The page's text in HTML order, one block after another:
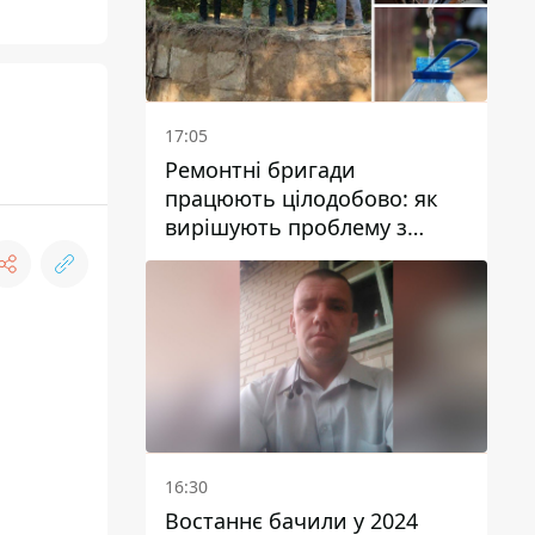
17:05
Ремонтні бригади
працюють цілодобово: як
вирішують проблему з
водою у Марганецькій
громаді
16:30
Востаннє бачили у 2024